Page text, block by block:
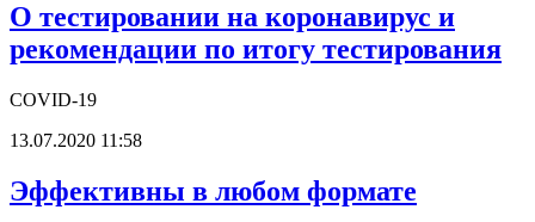
О тестировании на коронавирус и
рекомендации по итогу тестирования
COVID-19
13.07.2020 11:58
Эффективны в любом формате